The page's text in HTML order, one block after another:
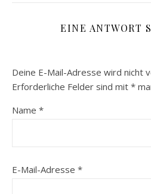
EINE ANTWORT
Deine E-Mail-Adresse wird nicht
Erforderliche Felder sind mit *
Name *
E-Mail-Adresse *